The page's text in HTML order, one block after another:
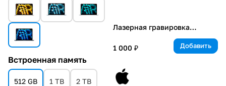
Встроенная память
512 GB 1 TB 2 TB
Лазерная гравировка
1 000 ₽
Добавить